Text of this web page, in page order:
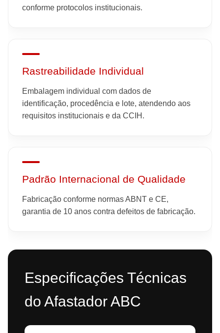
conforme protocolos institucionais.
Rastreabilidade Individual
Embalagem individual com dados de
identificação, procedência e lote, atendendo aos
requisitos institucionais e da CCIH.
Padrão Internacional de Qualidade
Fabricação conforme normas ABNT e CE,
garantia de 10 anos contra defeitos de fabricação.
Especificações Técnicas
do Afastador ABC